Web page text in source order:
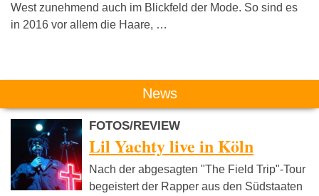
West zunehmend auch im Blickfeld der Mode. So sind es
in 2016 vor allem die Haare, …
News
FOTOS/REVIEW
Lil Yachty live in Köln
Nach der abgesagten "The Field Trip"-Tour
begeistert der Rapper aus den Südstaaten